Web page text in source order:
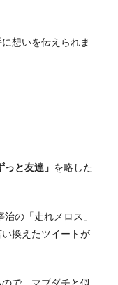
想いを伝えられま
っと友達」 を略した
の「走れメロス」
換えたツイートが